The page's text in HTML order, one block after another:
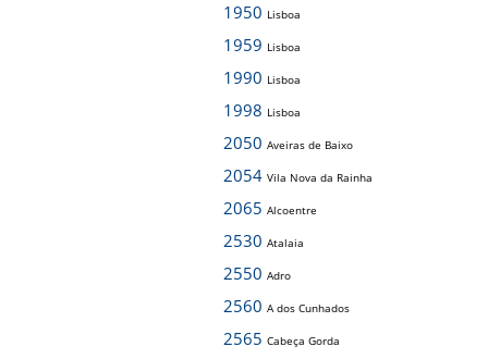
1950 Lisboa
1959 Lisboa
1990 Lisboa
1998 Lisboa
2050 Aveiras de Baixo
2054 Vila Nova da Rainha
2065 Alcoentre
2530 Atalaia
2550 Adro
2560 A dos Cunhados
2565 Cabeça Gorda